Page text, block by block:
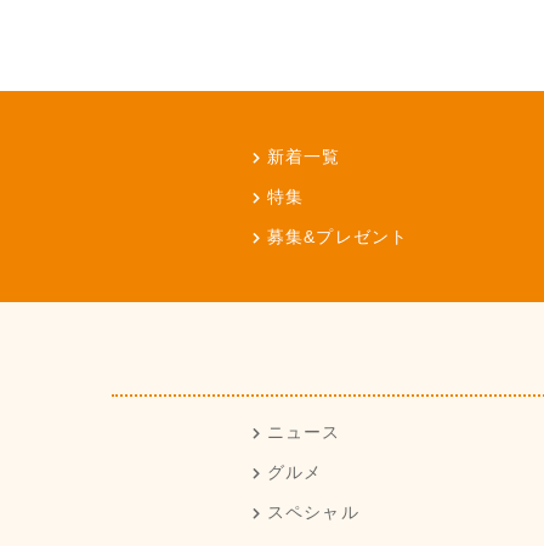
新着一覧
特集
募集&プレゼント
ニュース
グルメ
スペシャル